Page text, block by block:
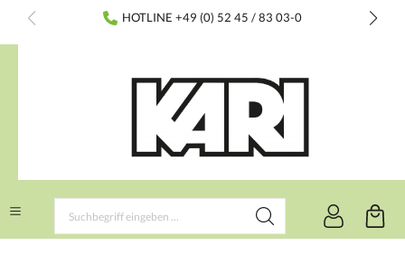
springen HOTLINE +49 (0) 52 45 / 83 03-0